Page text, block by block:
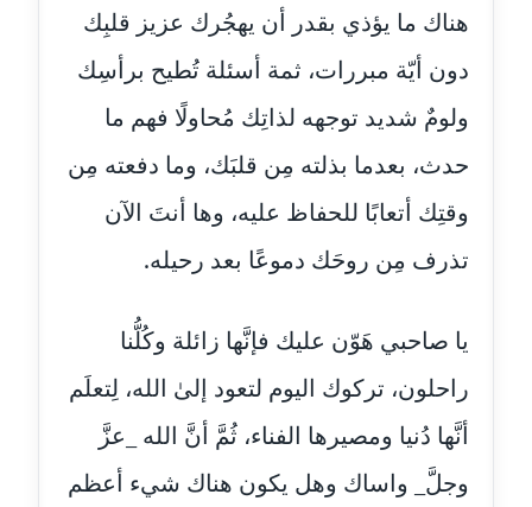
عاملة
مدونة أسماء نور الدين
عاملة
مدونة اسماعيل ابو زيد
عاملة
مدونة اسماعيل محسن
مدونة اسيمة اسامه
مدونة أشرف القط
هناك ما يؤذي بقدر أن يهجُرك عزيز قلبِك
دون أيّة مبررات، ثمة أسئلة تُطيح برأسِك
ولومٌ شديد توجهه لذاتِك مُحاولًا فهم ما
حدث، بعدما بذلته مِن قلبَك، وما دفعته مِن
وقتِك أتعابًا للحفاظ عليه، وها أنتَ الآن
تذرف مِن روحَك دموعًا بعد رحيله.
يا صاحبي هَوّن عليك فإنَّها زائلة وكُلُّنا
راحلون، تركوك اليوم لتعود إلىٰ الله، لِتعلَم
أنَّها دُنيا ومصيرها الفناء، ثُمَّ أنَّ الله _عزَّ
وجلَّ_ واساك وهل يكون هناك شيء أعظم